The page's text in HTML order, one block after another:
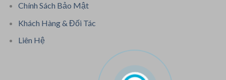
Chính Sách Bảo Mật
Khách Hàng & Đối Tác
Liên Hệ